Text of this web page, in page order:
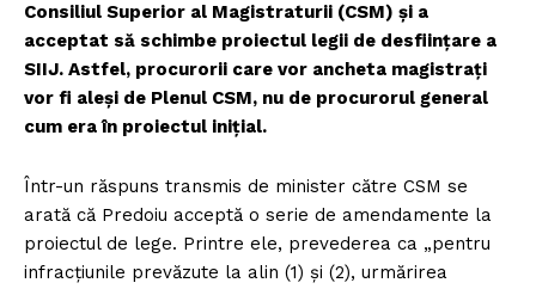
Consiliul Superior al Magistraturii (CSM) și a
acceptat să schimbe proiectul legii de desființare a
SIIJ. Astfel, procurorii care vor ancheta magistrați
vor fi aleși de Plenul CSM, nu de procurorul general
cum era în proiectul inițial.
Într-un răspuns transmis de minister către CSM se
arată că Predoiu acceptă o serie de amendamente la
proiectul de lege. Printre ele, prevederea ca „pentru
infracțiunile prevăzute la alin (1) și (2), urmărirea